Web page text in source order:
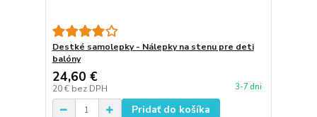
Destké samolepky - Nálepky na stenu pre deti
balóny
24,60 €
20 € bez DPH 3-7 dni
Pridať do košíka